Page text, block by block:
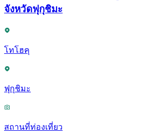
จังหวัดฟุกุชิมะ
โทโฮคุ
ฟุกุชิมะ
สถานที่ท่องเที่ยว